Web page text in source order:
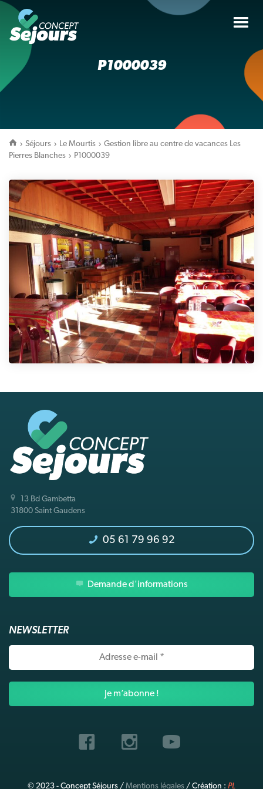
P1000039
Séjours Le Mourtis
Gestion libre au centre de vacances Les
Pierres Blanches
P1000039
13 Bd Gambetta
31800 Saint Gaudens
05 61 79 96 92
Demande d'informations
NEWSLETTER
© 2023 - Concept Séjours / Mentions légales / Création : PL